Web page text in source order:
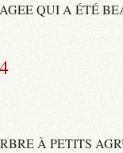
QUI A ÉTÉ
À PETITS